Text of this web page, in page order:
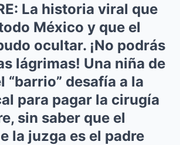
La historia viral que
México y que el
ocultar. ¡No podrás
lágrimas! Una niña de
“barrio” desafía a la
para pagar la cirugía
sin saber que el
la juzga es el padre